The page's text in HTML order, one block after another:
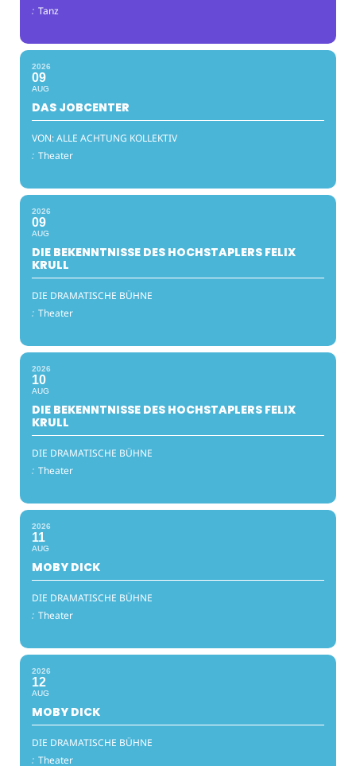
: Tanz
2026
09
AUG
DAS JOBCENTER
VON: ALLE ACHTUNG KOLLEKTIV
: Theater
2026
09
AUG
DIE BEKENNTNISSE DES HOCHSTAPLERS FELIX
KRULL
DIE DRAMATISCHE BÜHNE
: Theater
2026
10
AUG
DIE BEKENNTNISSE DES HOCHSTAPLERS FELIX
KRULL
DIE DRAMATISCHE BÜHNE
: Theater
2026
11
AUG
MOBY DICK
DIE DRAMATISCHE BÜHNE
: Theater
2026
12
AUG
MOBY DICK
DIE DRAMATISCHE BÜHNE
: Theater